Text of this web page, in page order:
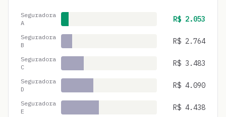
Seguradora
A
R$ 2.053
Seguradora
B
R$ 2.764
Seguradora
C
R$ 3.483
Seguradora
D
R$ 4.090
Seguradora
E
R$ 4.438